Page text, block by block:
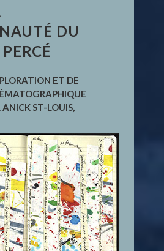
DU
ET DE
ANICK ST-LOUIS,